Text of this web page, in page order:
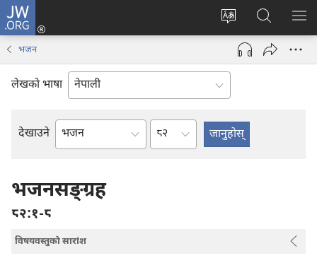
JW.ORG
वेब
साइटको
भाषा
परिवर्तन
गर्ने
प्रवेश
(ब्राउजरको
ट्याबमा
नयाँ
JW.ORG
मा
खोज्नुहोस्‌
मेनु
भजन
लेखको भाषा
देखाउने
बाइबलको
अध्याय
भजनसङ्‌ग्रह
८२:१-८
विषयवस्तुको सारांश